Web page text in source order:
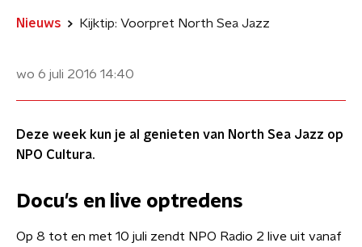
Nieuws Kijktip: Voorpret North Sea Jazz
wo 6 juli 2016 14:40
Deze week kun je al genieten van North Sea Jazz op
NPO Cultura.
Docu's en live optredens
Op 8 tot en met 10 juli zendt NPO Radio 2 live uit vanaf